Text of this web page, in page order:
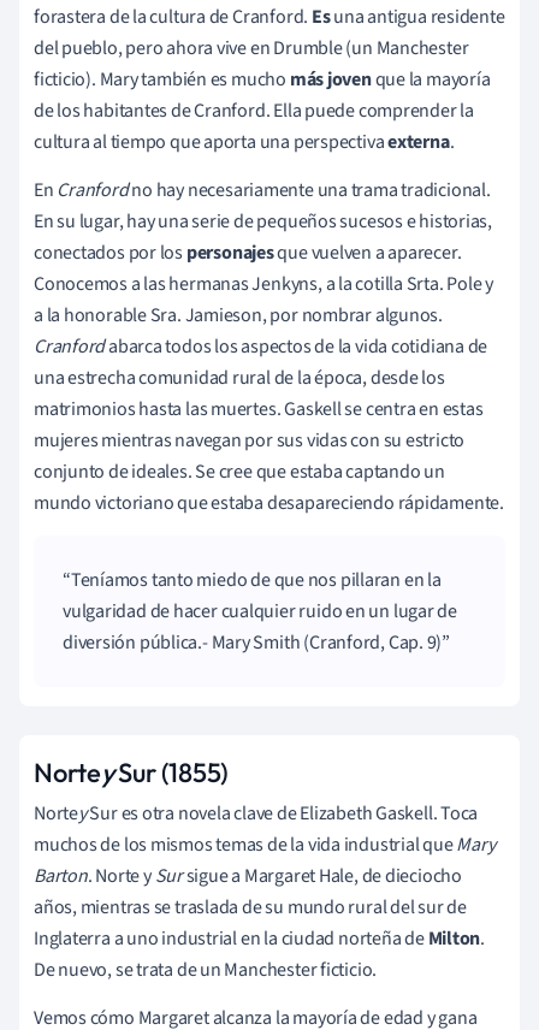
forastera de la cultura de Cranford. Esuna antigua residente
del pueblo, pero ahora vive en Drumble (un Manchester
ficticio). Mary también es mucho más jovenque la mayoría
de los habitantes de Cranford. Ella puede comprender la
cultura al tiempo que aporta una perspectivaexterna.
En Cranfordno hay necesariamente una trama tradicional.
En su lugar, hay una serie de pequeños sucesos e historias,
conectados por lospersonajesque vuelven a aparecer.
Conocemos a las hermanas Jenkyns, a la cotilla Srta. Pole y
a la honorable Sra. Jamieson, por nombrar algunos.
Cranfordabarca todos los aspectos de la vida cotidiana de
una estrecha comunidad rural de la época, desde los
matrimonios hasta las muertes. Gaskell se centra en estas
mujeres mientras navegan por sus vidas con su estricto
conjunto de ideales. Se cree que estaba captando un
mundo victoriano que estaba desapareciendo rápidamente.
Teníamos tanto miedo de que nos pillaran en la
vulgaridad de hacer cualquier ruido en un lugar de
diversión pública.- Mary Smith (Cranford, Cap. 9)
NorteySur (1855)
NorteySur es otra novela clave de Elizabeth Gaskell. Toca
muchos de los mismos temas de la vida industrial queMary
Barton. Norte ySursigue a Margaret Hale, de dieciocho
años, mientras se traslada de su mundo rural del sur de
Inglaterra a uno industrial en la ciudad norteña deMilton.
De nuevo, se trata de un Manchester ficticio.
Vemos cómo Margaret alcanza la mayoría de edad y gana